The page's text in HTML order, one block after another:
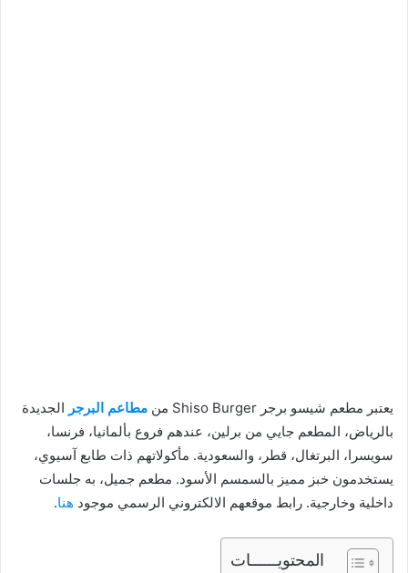
يعتبر مطعم شيسو برجر Shiso Burger من مطاعم البرجر الجديدة
بالرياض، المطعم جايي من برلين، عندهم فروع بألمانيا، فرنسا،
سويسرا، البرتغال، قطر، والسعودية. مأكولاتهم ذات طابع آسيوي،
يستخدمون خبز مميز بالسمسم الأسود. مطعم جميل، به جلسات
داخلية وخارجية. رابط موقعهم الالكتروني الرسمي موجود هنا.
المحتويــــــات